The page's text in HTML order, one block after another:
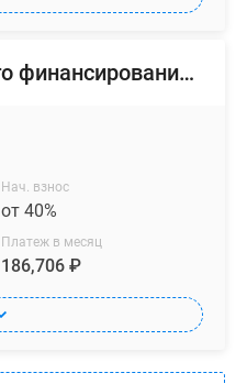
Банк жилищного финансирования (БЖФ)
Нач. взнос
от 40%
Платеж в месяц
186,706 ₽